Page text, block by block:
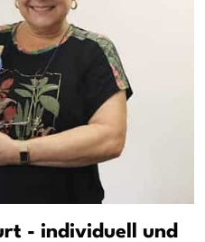
- individuell und